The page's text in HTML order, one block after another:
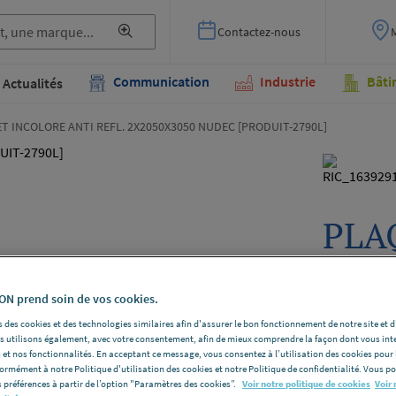
Contactez-nous
Actualités Communication Industrie
INCOLORE ANTI REFL. 2X2050X3050 NUDEC [PRODUIT-2790L]
NUDEC
prend soin de vos cookies.
des cookies et des technologies similaires afin d'assurer le bon fonctionnement de notre site et
utilisons également, avec votre consentement, afin de mieux comprendre la façon dont vous
nos fonctionnalités. En acceptant ce message, vous consentez à l’utilisation des cookies pour
à notre Politique d'utilisation des cookies et notre Politique de confidentialité. Vous
à partir de l’option "Paramètres des cookies”. Voir notre politique de cookies Voir